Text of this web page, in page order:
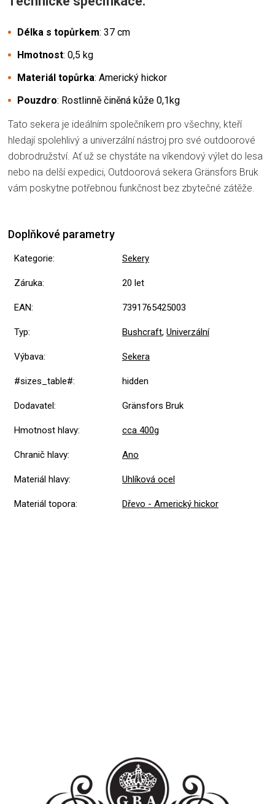
Délka s topůrkem: 37 cm
Hmotnost: 0,5 kg
Materiál topůrka: Americký hickor
Pouzdro: Rostlinně činěná kůže 0,1kg
Tato sekera je ideálním společníkem pro všechny, kteří
hledají spolehlivý a univerzální nástroj pro své outdoorové
dobrodružství. Ať už se chystáte na víkendový výlet do lesa
nebo na delší expedici, Outdoorová sekera Gränsfors Bruk
vám poskytne potřebnou funkčnost bez zbytečné zátěže.
Doplňkové parametry
Kategorie: Sekery
Záruka: 20 let
EAN: 7391765425003
Typ: Bushcraft, Univerzální
Výbava: Sekera
#sizes_table#: hidden
Dodavatel: Gränsfors Bruk
Hmotnost hlavy: cca 400g
Chranič hlavy: Ano
Materiál hlavy: Uhlíková ocel
Materiál topora: Dřevo - Americký hickor